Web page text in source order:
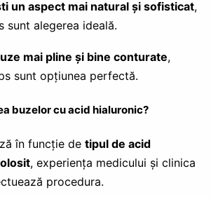
un aspect mai natural și sofisticat,
sunt alegerea ideală.
mai pline și bine conturate,
sunt opțiunea perfectă.
buzelor cu acid hialuronic?
în funcție de tipul de acid
, experiența medicului și clinica
procedura.